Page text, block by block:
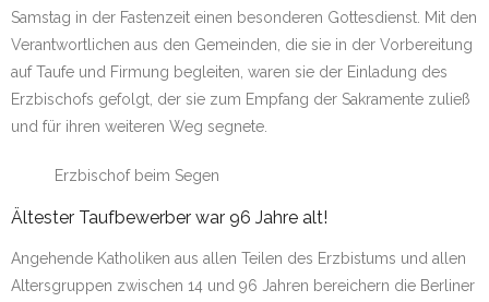
Samstag in der Fastenzeit einen besonderen Gottesdienst. Mit den
Verantwortlichen aus den Gemeinden, die sie in der Vorbereitung
auf Taufe und Firmung begleiten, waren sie der Einladung des
Erzbischofs gefolgt, der sie zum Empfang der Sakramente zuließ
und für ihren weiteren Weg segnete.
Erzbischof beim Segen
Ältester Taufbewerber war 96 Jahre alt!
Angehende Katholiken aus allen Teilen des Erzbistums und allen
Altersgruppen zwischen 14 und 96 Jahren bereichern die Berliner